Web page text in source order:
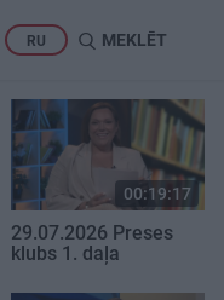
RU MEKLĒT
00:19:17
29.07.2026 Preses
klubs 1. daļa